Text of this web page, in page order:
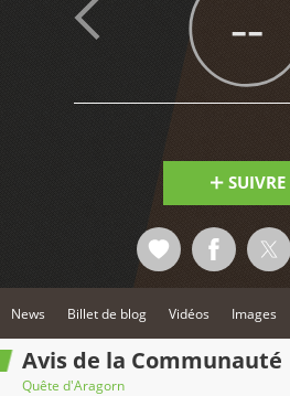
--
SUIVRE
News Billet de blog Vidéos Images
Avis de la Communauté
Quête d'Aragorn